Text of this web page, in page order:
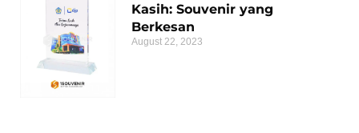
Kasih: Souvenir yang
Berkesan
August 22, 2023